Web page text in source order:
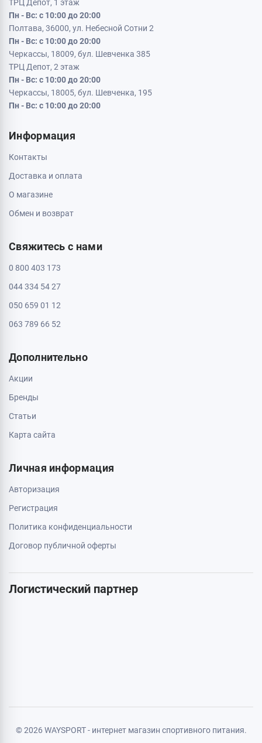
Кременчуг, 39600, ул. Соборная 9/16
Пн - Вс: с 10:00 до 20:00
Кривой Рог, 50000, проспект Металлургов 33
Кропивницкий, 25006, ул. Большая Перспективная 48
Полтава, 36000, ул. Небесной Сотни 2
Пн - Вс: с 10:00 до 20:00
ТРЦ Депот, 2 этаж
Черкассы, 18005, бул. Шевченка, 195
Информация
Контакты
Доставка и оплата
Обмен и возврат
Свяжитесь с нами
0 800 403 173
044 334 54 27
063 789 66 52
Дополнительно
Акции
Бренды
Карта сайта
Логистический партнер